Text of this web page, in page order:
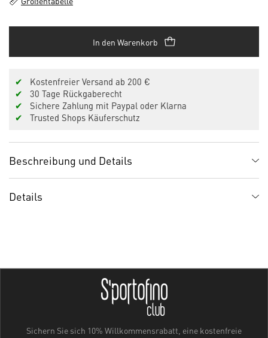
In den Warenkorb
✔
Kostenfreier Versand ab 200 €
✔
30 Tage Rückgaberecht
✔
Sichere Zahlung mit Paypal oder Klarna
✔
Trusted Shops Käuferschutz
Beschreibung und Details
Details
Sichern Sie sich 10% Willkommensrabatt, eine kostenfreie